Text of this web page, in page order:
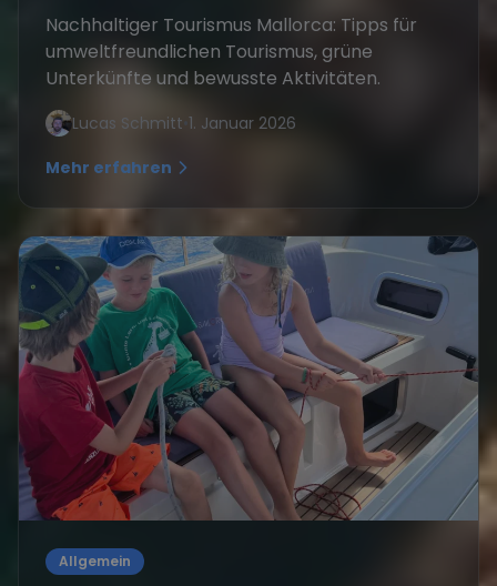
Nachhaltiger Tourismus Mallorca: Tipps für
umweltfreundlichen Tourismus, grüne
Unterkünfte und bewusste Aktivitäten.
Lucas Schmitt 1. Januar 2026
Mehr erfahren
Allgemein